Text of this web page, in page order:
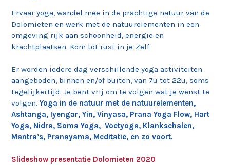
Ervaar yoga, wandel mee in de prachtige natuur van de
Dolomieten en werk met de natuurelementen in een
omgeving rijk aan schoonheid, energie en
krachtplaatsen. Kom tot rust in je-Zelf.
Er worden iedere dag verschillende yoga activiteiten
aangeboden, binnen en/of buiten, van 7u tot 22u, soms
tegelijkertijd. Je bent vrij om te volgen wat je wenst te
volgen.Yoga in de natuur met de natuurelementen,
Ashtanga, Iyengar, Yin, Vinyasa, Prana Yoga Flow, Hart
Yoga, Nidra, Soma Yoga, Voetyoga, Klankschalen,
Mantra’s, Pranayama, Meditatie, en zo voort.
Slideshow presentatie Dolomieten 2020